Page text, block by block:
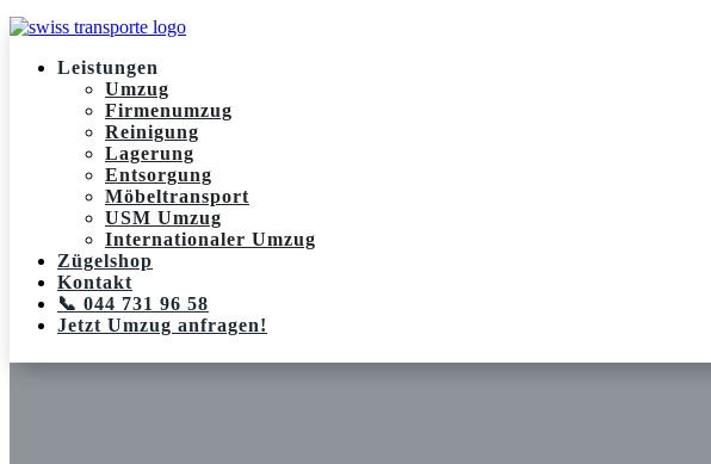
Leistungen
Umzug
Firmenumzug
Reinigung
Lagerung
Entsorgung
Möbeltransport
USM Umzug
Internationaler Umzug
Zügelshop
Kontakt
📞 044 731 96 58
Jetzt Umzug anfragen!